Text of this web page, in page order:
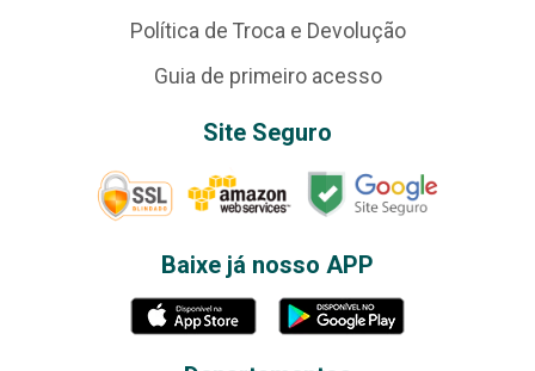
Política de Troca e Devolução
Guia de primeiro acesso
Site Seguro
Baixe já nosso APP